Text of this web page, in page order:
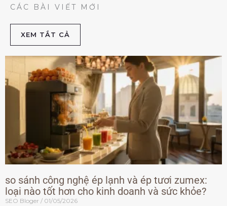
CÁC BÀI VIẾT MỚI
XEM TẮT CẢ
so sánh công nghệ ép lạnh và ép tươi zumex:
loại nào tốt hơn cho kinh doanh và sức khỏe?
SEO Bloger 01/05/2026